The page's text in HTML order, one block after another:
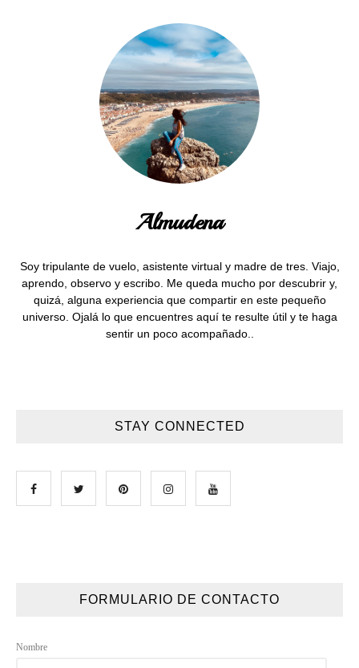
Almudena
Soy tripulante de vuelo, asistente virtual y madre de tres. Viajo,
aprendo, observo y escribo. Me queda mucho por descubrir y,
quizá, alguna experiencia que compartir en este pequeño
universo. Ojalá lo que encuentres aquí te resulte útil y te haga
sentir un poco acompañado..
STAY CONNECTED
FORMULARIO DE CONTACTO
Nombre